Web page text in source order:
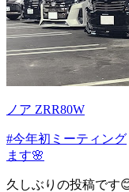
ノア ZRR80W
#今年初ミーティング
ます🌸
久しぶりの投稿です